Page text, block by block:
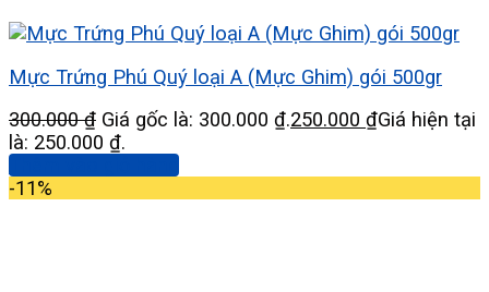
Mực Trứng Phú Quý loại A (Mực Ghim) gói 500gr
300.000₫ Giá gốc là: 300.000 ₫.250.000 ₫Giá hiện tại
là: 250.000 ₫.
-11%